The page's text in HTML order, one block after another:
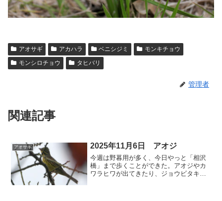
アオサギ アカハラ ベニシジミ
モンキチョウ
モンシロチョウ
タヒバリ
管理者
関連記事
アオサギ 2025年11月6日 アオジ
今週は野暮用が多く、今日やっと「相沢
橋」まで歩くことができた。アオジやカ
ワラヒワが出てきたり、ジョウビタキも3